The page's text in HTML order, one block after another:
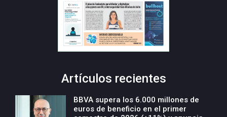
Artículos recientes
BBVA supera los 6.000 millones de
euros de beneficio en el primer